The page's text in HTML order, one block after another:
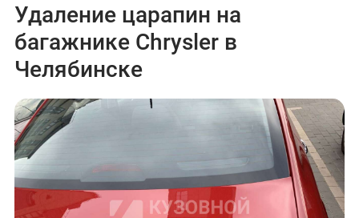
Удаление царапин на
багажнике Chrysler в
Челябинске